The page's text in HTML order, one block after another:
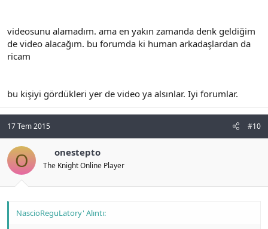
videosunu alamadım. ama en yakın zamanda denk geldiğim
de video alacağım. bu forumda ki human arkadaşlardan da
ricam
bu kişiyi gördükleri yer de video ya alsınlar. Iyi forumlar.
17 Tem 2015 #10
O onestepto
The Knight Online Player
NascioReguLatory' Alıntı: